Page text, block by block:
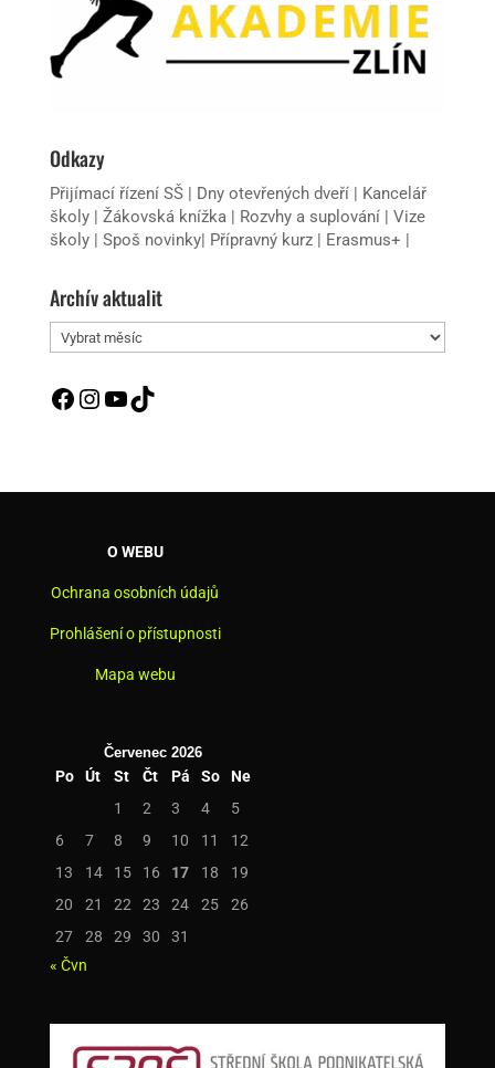
Odkazy
Přijímací řízení SŠ| Dny otevřených dveří|
Kancelář
školy| Žákovská knížka| Rozvhy a suplování
Vize
školy
Spoš novinky| Přípravný kurz| Erasmus+
Archív aktualit
Archív
aktualit
Facebook
Instagram
YouTube
TikTok
O WEBU
Ochrana osobních údajů
Prohlášení o přístupnosti
Mapa webu
Červenec 2026
Po Út St Čt Pá So
Ne
1
2 3 4
5
6
7 8 9 10 11
12
13
14 15 16 17 18
19
20
21 22 23 24 25
26
27
28 29 30
31
« Čvn